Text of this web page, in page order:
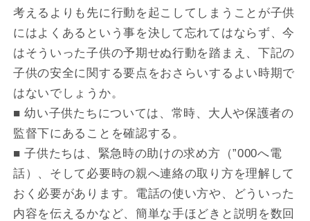
考えるよりも先に行動を起こしてしまうことが子供
にはよくあるという事を決して忘れてはならず、今
はそういった子供の予期せぬ行動を踏まえ、下記の
子供の安全に関する要点をおさらいするよい時期で
はないでしょうか。
■ 幼い子供たちについては、常時、大人や保護者の
監督下にあることを確認する。
■ 子供たちは、緊急時の助けの求め方（”000へ電
話）、そして必要時の親へ連絡の取り方を理解して
おく必要があります。電話の使い方や、どういった
内容を伝えるかなど、簡単な手ほどきと説明を数回